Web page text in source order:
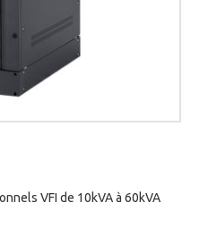
VFI de 10kVA à 60kVA